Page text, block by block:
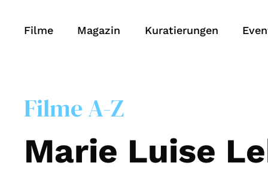
Filme Magazin Kuratierungen
Filme A-Z
Marie Luise